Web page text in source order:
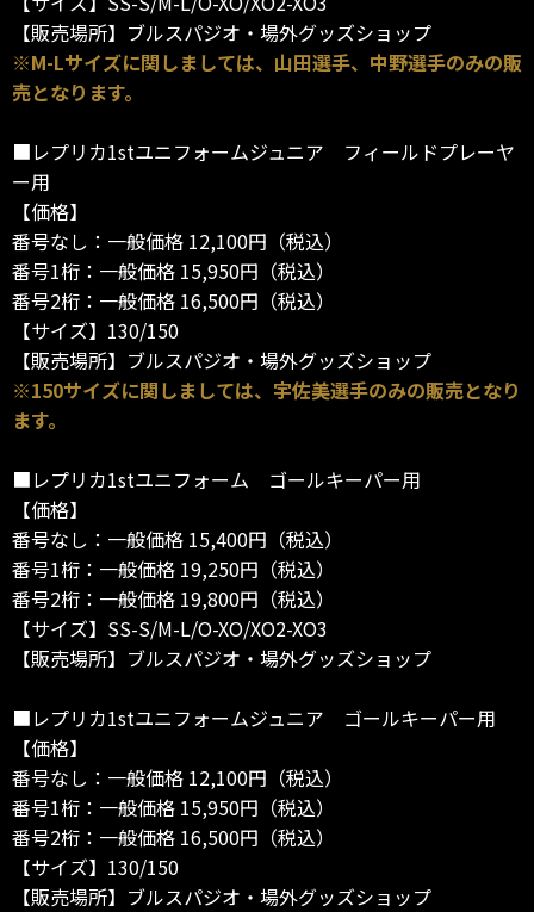
【販売場所】ブルスパジオ・場外グッズショップ
※M-Lサイズに関しましては、山田選手、中野選手のみの販
売となります。
■レプリカ1stユニフォームジュニア フィールドプレーヤ
ー用
【価格】
番号なし：一般価格 12,100円（税込）
番号1桁：一般価格 15,950円（税込）
番号2桁：一般価格 16,500円（税込）
【サイズ】130/150
【販売場所】ブルスパジオ・場外グッズショップ
※150サイズに関しましては、宇佐美選手のみの販売となり
ます。
■レプリカ1stユニフォーム ゴールキーパー用
【価格】
番号なし：一般価格 15,400円（税込）
番号1桁：一般価格 19,250円（税込）
番号2桁：一般価格 19,800円（税込）
【サイズ】SS-S/M-L/O-XO/XO2-XO3
【販売場所】ブルスパジオ・場外グッズショップ
■レプリカ1stユニフォームジュニア ゴールキーパー用
【価格】
番号なし：一般価格 12,100円（税込）
番号1桁：一般価格 15,950円（税込）
番号2桁：一般価格 16,500円（税込）
【サイズ】130/150
【販売場所】ブルスパジオ・場外グッズショップ